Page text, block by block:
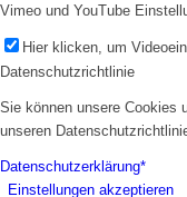
Vimeo und YouTube
Hier klicken, um
Datenschutzrichtlinie
Sie können unsere Cookies
unseren
Datenschutzerklärung*
Einstellungen akzeptieren